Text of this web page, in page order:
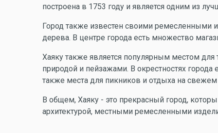
построена в 1753 году и является одним из
Город также известен своими ремесленными
дерева. В центре города есть множество
Хаяку также является популярным местом для
природой и пейзажами. В окрестностях
также места для пикников и отдыха на свежем
В общем, Хаяку - это прекрасный город,
архитектурой, местными ремесленными